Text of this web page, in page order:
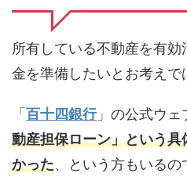
所有している不動産を有
金を準備したいとお考えで
「百十四銀行」の公式ウェ
動産担保ローン」という
かった、という方もいるの